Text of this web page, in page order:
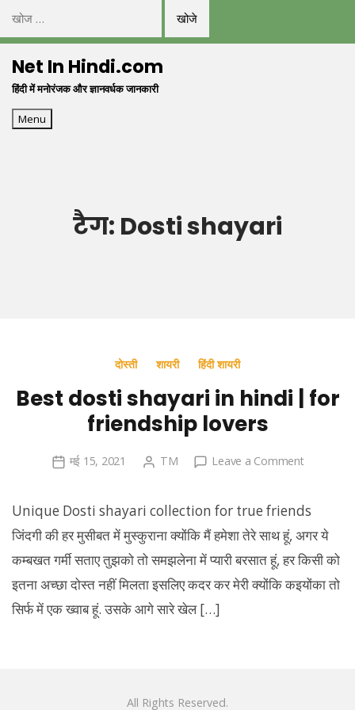
निम्न
को
खोजें:Net In Hindi.com
हिंदी में मनोरंजक और ज्ञानवर्धक जानकारी
Menu
टैग: Dosti shayari
दोस्ती शायरी हिंदी शायरी
Best dosti shayari in hindi | for
friendship lovers
मई 15, 2021 TM Leave a Commenton
shayari
in
hindi
|
Unique Dosti shayari collection for true friends
जिंदगी की हर मुसीबत में मुस्कुराना क्योंकि मैं हमेशा तेरे साथ हूं, अगर ये
कम्बखत गर्मी सताए तुझको तो समझलेना में प्यारी बरसात हूं, हर किसी को
इतना अच्छा दोस्त नहीं मिलता इसलिए कदर कर मेरी क्योंकि कइयोंका तो
सिर्फ में एक ख्वाब हूं. उसके आगे सारे खेल […]
All Rights Reserved.